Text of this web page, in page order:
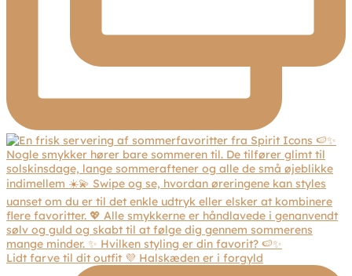
Lidt farve til dit outfit 💜 Halskæden er i forgyld